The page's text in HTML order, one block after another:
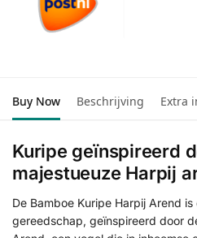
Buy Now Beschrijving Extra
Kuripe geïnspireerd
majestueuze Harpij
De Bamboe Kuripe Harpij Arend
gereedschap, geïnspireerd door